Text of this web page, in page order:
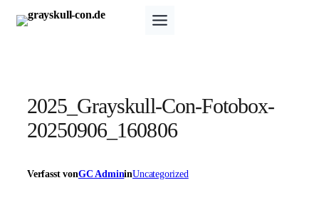
Zum
Inhalt
2025_Grayskull-Con-Fotobox-
20250906_160806
Verfasst vonGC AdmininUncategorized